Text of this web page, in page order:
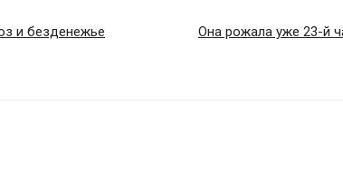
и безденежье
Она рожала уже 23-й